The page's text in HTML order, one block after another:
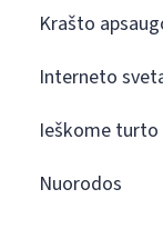
Krašto
Interneto
Ieškome turto
Nuorodos